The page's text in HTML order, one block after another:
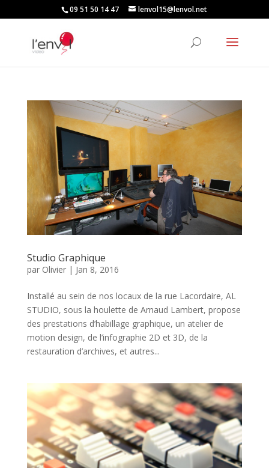
09 51 50 14 47 lenvol15@lenvol.net
Studio Graphique
par Olivier| Jan 8, 2016
Installé au sein de nos locaux de la rue Lacordaire, AL
STUDIO, sous la houlette de Arnaud Lambert, propose
des prestations d’habillage graphique, un atelier de
motion design, de l’infographie 2D et 3D, de la
restauration d’archives, et autres...